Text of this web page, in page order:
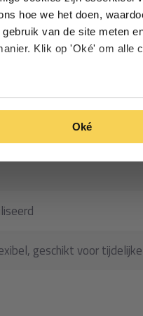
hoe we het doen,
van de site meten
Klik op 'Oké' om alle
Oké
geschikt voor